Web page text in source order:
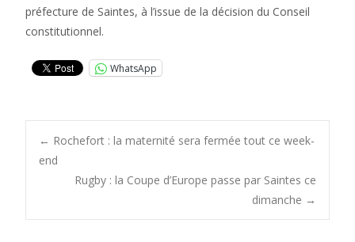
préfecture de Saintes, à l’issue de la décision du Conseil
constitutionnel.
WhatsApp
Post
navigation
← Rochefort : la maternité sera fermée tout ce week-
end
Rugby : la Coupe d’Europe passe par Saintes ce
dimanche →